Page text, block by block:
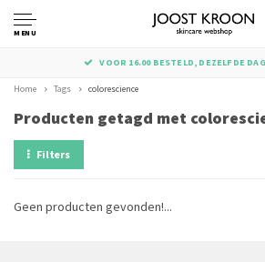
MENU
VOOR 16.00 BESTELD, DEZELFDE
Home Tags colorescience
Producten getagd met
Filters
Geen producten gevonden!...